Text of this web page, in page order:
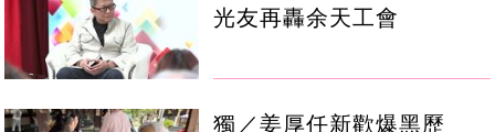
光友再轟余天工會
獨／姜厚任新歡爆黑歷